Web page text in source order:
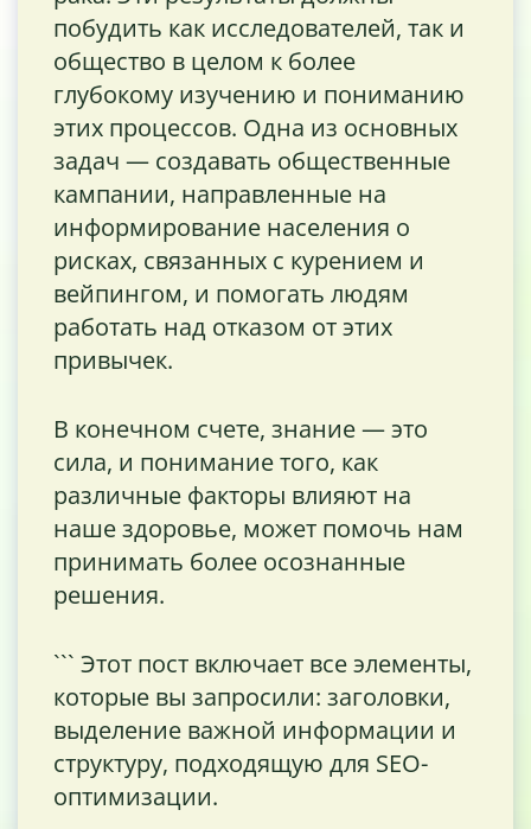
побудить как исследователей, так и
общество в целом к более
глубокому изучению и пониманию
этих процессов. Одна из основных
задач — создавать общественные
кампании, направленные на
информирование населения о
рисках, связанных с курением и
вейпингом, и помогать людям
работать над отказом от этих
привычек.
В конечном счете, знание — это
сила, и понимание того, как
различные факторы влияют на
наше здоровье, может помочь нам
принимать более осознанные
решения.
``` Этот пост включает все элементы,
которые вы запросили: заголовки,
выделение важной информации и
структуру, подходящую для SEO-
оптимизации.